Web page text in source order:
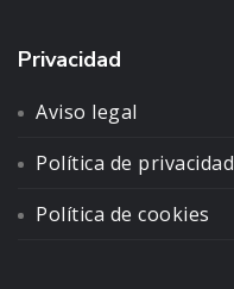
Privacidad
Aviso legal
Política de privacidad
Política de cookies